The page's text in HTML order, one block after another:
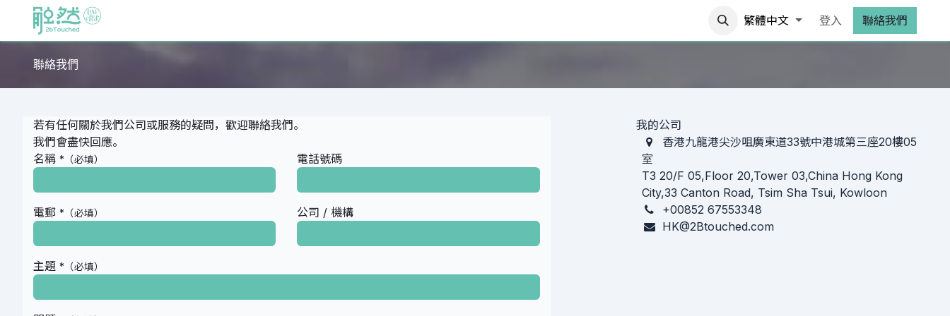
跳至內容
繁體中文 登入 聯絡我們
聯絡我們
若有任何關於我們公司或服務的疑問，歡迎聯絡我們。
我們會盡快回應。
名稱 *（必填） 電話號碼
電郵 *（必填） 公司 / 機構
主題 *（必填）
我的公司
香港九龍港尖沙咀廣東道33號中港城第三座20樓05
室
T3 20/F 05,Floor 20,Tower 03,China Hong Kong
City,33 Canton Road, Tsim Sha Tsui, Kowloon
+00852 67553348
HK@2Btouched.com